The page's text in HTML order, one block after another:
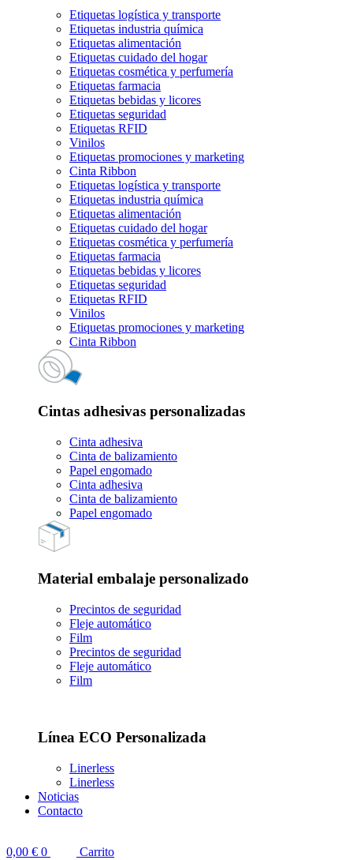
Etiquetas logística y transporte
Etiquetas industria química
Etiquetas alimentación
Etiquetas cuidado del hogar
Etiquetas cosmética y perfumería
Etiquetas farmacia
Etiquetas bebidas y licores
Etiquetas seguridad
Etiquetas RFID
Vinilos
Etiquetas promociones y marketing
Cinta Ribbon
Etiquetas logística y transporte
Etiquetas industria química
Etiquetas alimentación
Etiquetas cuidado del hogar
Etiquetas cosmética y perfumería
Etiquetas farmacia
Etiquetas bebidas y licores
Etiquetas seguridad
Etiquetas RFID
Vinilos
Etiquetas promociones y marketing
Cinta Ribbon
Cintas adhesivas personalizadas
Cinta adhesiva
Cinta de balizamiento
Papel engomado
Cinta adhesiva
Cinta de balizamiento
Papel engomado
Material embalaje personalizado
Precintos de seguridad
Fleje automático
Film
Precintos de seguridad
Fleje automático
Film
Línea ECO Personalizada
Linerless
Linerless
Noticias
Contacto
0,00 € 0
Carrito